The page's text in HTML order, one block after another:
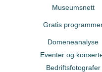
Museumsnett
Gratis
Domeneanalyse
Eventer og
Bedriftsfotografer